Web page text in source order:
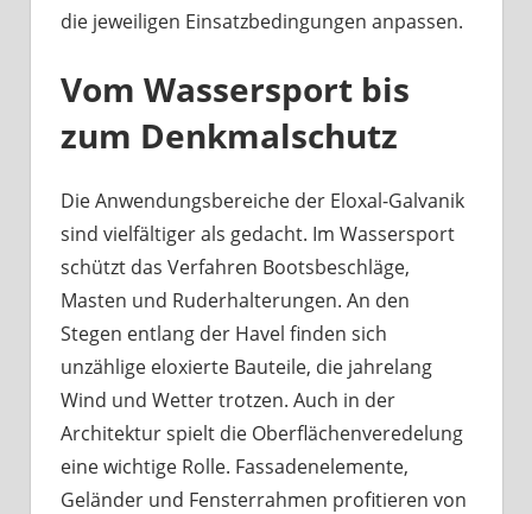
die jeweiligen Einsatzbedingungen anpassen.
Vom Wassersport bis
zum Denkmalschutz
Die Anwendungsbereiche der Eloxal-Galvanik
sind vielfältiger als gedacht. Im Wassersport
schützt das Verfahren Bootsbeschläge,
Masten und Ruderhalterungen. An den
Stegen entlang der Havel finden sich
unzählige eloxierte Bauteile, die jahrelang
Wind und Wetter trotzen. Auch in der
Architektur spielt die Oberflächenveredelung
eine wichtige Rolle. Fassadenelemente,
Geländer und Fensterrahmen profitieren von